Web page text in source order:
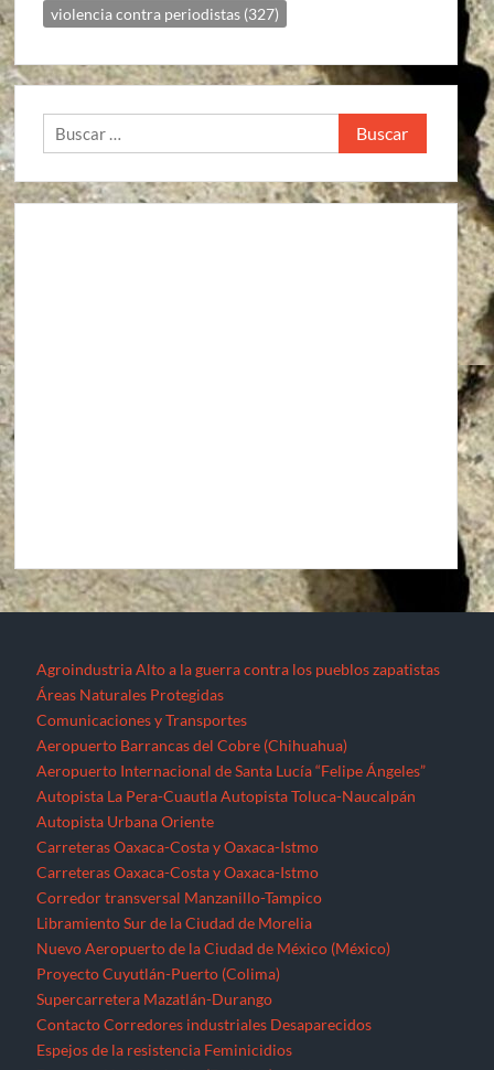
violencia contra periodistas (327)
Buscar:
Agroindustria Alto a la guerra contra los pueblos zapatistas
Áreas Naturales Protegidas
Comunicaciones y Transportes
Aeropuerto Barrancas del Cobre (Chihuahua)
Aeropuerto Internacional de Santa Lucía “Felipe Ángeles”
Autopista La Pera-Cuautla Autopista Toluca-Naucalpán
Autopista Urbana Oriente
Carreteras Oaxaca-Costa y Oaxaca-Istmo
Carreteras Oaxaca-Costa y Oaxaca-Istmo
Corredor transversal Manzanillo-Tampico
Libramiento Sur de la Ciudad de Morelia
Nuevo Aeropuerto de la Ciudad de México (México)
Proyecto Cuyutlán-Puerto (Colima)
Supercarretera Mazatlán-Durango
Contacto Corredores industriales Desaparecidos
Espejos de la resistencia Feminicidios